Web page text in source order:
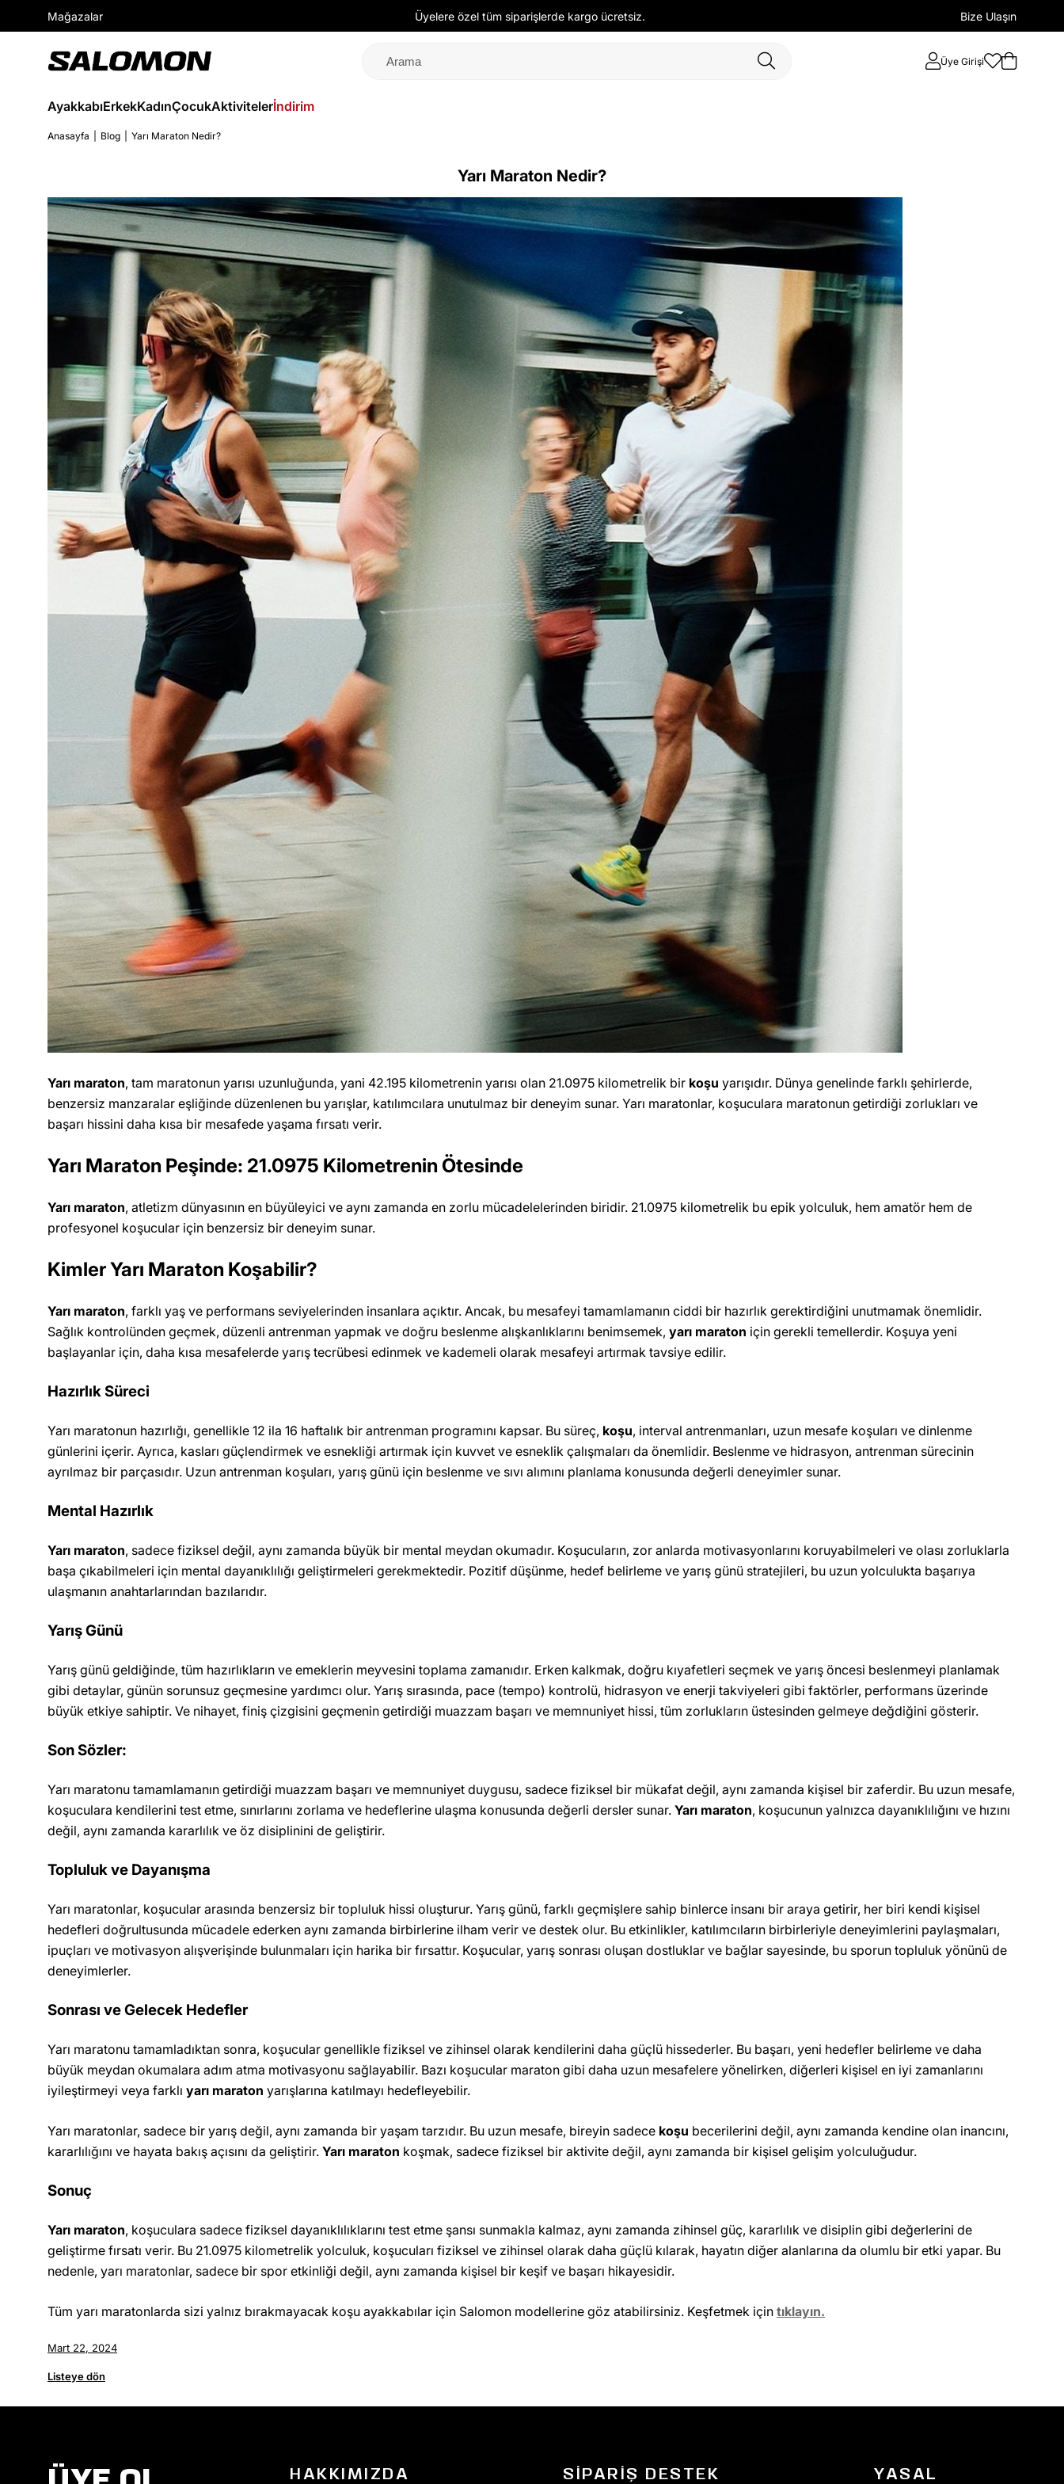
Mağazalar Üyelere özel tüm siparişlerde kargo ücretsiz. Bize Ulaşın
Üye Girişi
AyakkabıErkekKadınÇocukAktivitelerİndirim
Anasayfa Blog Yarı Maraton Nedir?
Yarı Maraton Nedir?
Yarı maraton, tam maratonun yarısı uzunluğunda, yani 42.195 kilometrenin yarısı olan 21.0975 kilometrelik bir koşu yarışıdır. Dünya genelinde farklı şehirlerde,
benzersiz manzaralar eşliğinde düzenlenen bu yarışlar, katılımcılara unutulmaz bir deneyim sunar. Yarı maratonlar, koşuculara maratonun getirdiği zorlukları ve
başarı hissini daha kısa bir mesafede yaşama fırsatı verir.
Yarı Maraton Peşinde: 21.0975 Kilometrenin Ötesinde
Yarı maraton, atletizm dünyasının en büyüleyici ve aynı zamanda en zorlu mücadelelerinden biridir. 21.0975 kilometrelik bu epik yolculuk, hem amatör hem de
profesyonel koşucular için benzersiz bir deneyim sunar.
Kimler Yarı Maraton Koşabilir?
Yarı maraton, farklı yaş ve performans seviyelerinden insanlara açıktır. Ancak, bu mesafeyi tamamlamanın ciddi bir hazırlık gerektirdiğini unutmamak önemlidir.
Sağlık kontrolünden geçmek, düzenli antrenman yapmak ve doğru beslenme alışkanlıklarını benimsemek, yarı maraton için gerekli temellerdir. Koşuya yeni
başlayanlar için, daha kısa mesafelerde yarış tecrübesi edinmek ve kademeli olarak mesafeyi artırmak tavsiye edilir.
Hazırlık Süreci
Yarı maratonun hazırlığı, genellikle 12 ila 16 haftalık bir antrenman programını kapsar. Bu süreç, koşu, interval antrenmanları, uzun mesafe koşuları ve dinlenme
günlerini içerir. Ayrıca, kasları güçlendirmek ve esnekliği artırmak için kuvvet ve esneklik çalışmaları da önemlidir. Beslenme ve hidrasyon, antrenman sürecinin
ayrılmaz bir parçasıdır. Uzun antrenman koşuları, yarış günü için beslenme ve sıvı alımını planlama konusunda değerli deneyimler sunar.
Mental Hazırlık
Yarı maraton, sadece fiziksel değil, aynı zamanda büyük bir mental meydan okumadır. Koşucuların, zor anlarda motivasyonlarını koruyabilmeleri ve olası zorluklarla
başa çıkabilmeleri için mental dayanıklılığı geliştirmeleri gerekmektedir. Pozitif düşünme, hedef belirleme ve yarış günü stratejileri, bu uzun yolculukta başarıya
ulaşmanın anahtarlarından bazılarıdır.
Yarış Günü
Yarış günü geldiğinde, tüm hazırlıkların ve emeklerin meyvesini toplama zamanıdır. Erken kalkmak, doğru kıyafetleri seçmek ve yarış öncesi beslenmeyi planlamak
gibi detaylar, günün sorunsuz geçmesine yardımcı olur. Yarış sırasında, pace (tempo) kontrolü, hidrasyon ve enerji takviyeleri gibi faktörler, performans üzerinde
büyük etkiye sahiptir. Ve nihayet, finiş çizgisini geçmenin getirdiği muazzam başarı ve memnuniyet hissi, tüm zorlukların üstesinden gelmeye değdiğini gösterir.
Son Sözler:
Yarı maratonu tamamlamanın getirdiği muazzam başarı ve memnuniyet duygusu, sadece fiziksel bir mükafat değil, aynı zamanda kişisel bir zaferdir. Bu uzun mesafe,
koşuculara kendilerini test etme, sınırlarını zorlama ve hedeflerine ulaşma konusunda değerli dersler sunar. Yarı maraton, koşucunun yalnızca dayanıklılığını ve hızını
değil, aynı zamanda kararlılık ve öz disiplinini de geliştirir.
Topluluk ve Dayanışma
Yarı maratonlar, koşucular arasında benzersiz bir topluluk hissi oluşturur. Yarış günü, farklı geçmişlere sahip binlerce insanı bir araya getirir, her biri kendi kişisel
hedefleri doğrultusunda mücadele ederken aynı zamanda birbirlerine ilham verir ve destek olur. Bu etkinlikler, katılımcıların birbirleriyle deneyimlerini paylaşmaları,
ipuçları ve motivasyon alışverişinde bulunmaları için harika bir fırsattır. Koşucular, yarış sonrası oluşan dostluklar ve bağlar sayesinde, bu sporun topluluk yönünü de
deneyimlerler.
Sonrası ve Gelecek Hedefler
Yarı maratonu tamamladıktan sonra, koşucular genellikle fiziksel ve zihinsel olarak kendilerini daha güçlü hissederler. Bu başarı, yeni hedefler belirleme ve daha
büyük meydan okumalara adım atma motivasyonu sağlayabilir. Bazı koşucular maraton gibi daha uzun mesafelere yönelirken, diğerleri kişisel en iyi zamanlarını
iyileştirmeyi veya farklı yarı maraton yarışlarına katılmayı hedefleyebilir.
Yarı maratonlar, sadece bir yarış değil, aynı zamanda bir yaşam tarzıdır. Bu uzun mesafe, bireyin sadece koşu becerilerini değil, aynı zamanda kendine olan inancını,
kararlılığını ve hayata bakış açısını da geliştirir. Yarı maraton koşmak, sadece fiziksel bir aktivite değil, aynı zamanda bir kişisel gelişim yolculuğudur.
Sonuç
Yarı maraton, koşuculara sadece fiziksel dayanıklılıklarını test etme şansı sunmakla kalmaz, aynı zamanda zihinsel güç, kararlılık ve disiplin gibi değerlerini de
geliştirme fırsatı verir. Bu 21.0975 kilometrelik yolculuk, koşucuları fiziksel ve zihinsel olarak daha güçlü kılarak, hayatın diğer alanlarına da olumlu bir etki yapar. Bu
nedenle, yarı maratonlar, sadece bir spor etkinliği değil, aynı zamanda kişisel bir keşif ve başarı hikayesidir.
Tüm yarı maratonlarda sizi yalnız bırakmayacak koşu ayakkabılar için Salomon modellerine göz atabilirsiniz. Keşfetmek için tıklayın.
Mart 22, 2024
Listeye dön
HAKKIMIZDA SIPARIŞ DESTEK YASAL